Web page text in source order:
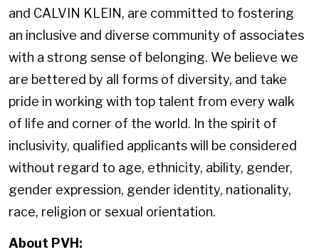
and CALVIN KLEIN, are committed to fostering
an inclusive and diverse community of associates
with a strong sense of belonging. We believe we
are bettered by all forms of diversity, and take
pride in working with top talent from every walk
of life and corner of the world. In the spirit of
inclusivity, qualified applicants will be considered
without regard to age, ethnicity, ability, gender,
gender expression, gender identity, nationality,
race, religion or sexual orientation.
About PVH: